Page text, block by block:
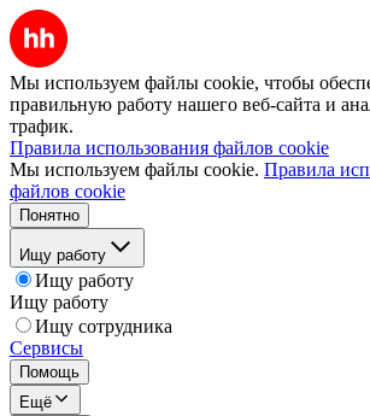
Мы используем файлы cookie, чтобы
правильную работу нашего веб-сайта и
трафик.
Правила использования файлов cookie
Мы используем файлы cookie. Правила
файлов cookie
Понятно
Ищу работу
Ищу работу
Ищу работу
Ищу сотрудника
Сервисы
Помощь
Ещё